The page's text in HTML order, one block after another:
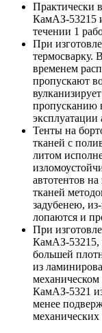
Практически
КамАЗ-53215
течении 1
При
термосварку.
временем
пропускают
пропусканию
Тенты на
тканей с
литом
автотентов
тканей
задубенею,
лопаются и
При
КамАЗ-53215,
большей
из
механическом
КамАЗ-5321
менее
механических